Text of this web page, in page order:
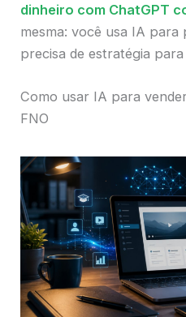
dinheiro com ChatGPT
mesma: você usa IA
precisa de estratégia para
Como usar IA para
FNO